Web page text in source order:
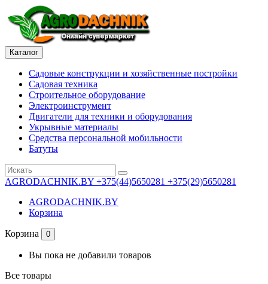
Каталог
Садовые конструкции и хозяйственные постройки
Садовая техника
Строительное оборудование
Электроинструмент
Двигатели для техники и оборудования
Укрывные материалы
Средства персональной мобильности
Батуты
AGRODACHNIK.BY +375(44)5650281 +375(29)5650281
AGRODACHNIK.BY
Корзина
Корзина 0
Вы пока не добавили товаров
Все товары